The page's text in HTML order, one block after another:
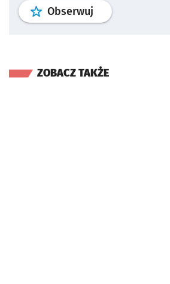
Obserwuj profil
ZOBACZ TAKŻE